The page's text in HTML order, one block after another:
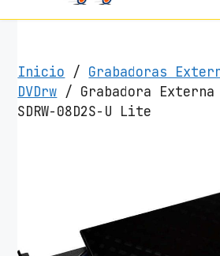
Inicio / Grabadoras
DVDrw / Grabadora Externa
SDRW-08D2S-U Lite